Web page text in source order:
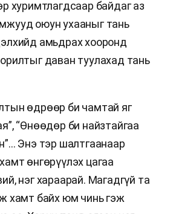
хуримтлагдсаар байдаг аз
оюун ухааныг тань
амьдрах хооронд
даван туулахад тань
өдрөөр би чамтай яг
“Өнөөдөр би найзтайгаа
Энэ тэр шалтгаанаар
өнгөрүүлэх цагаа
нэг хараарай. Магадгүй та
хамт байх юм чинь гэж